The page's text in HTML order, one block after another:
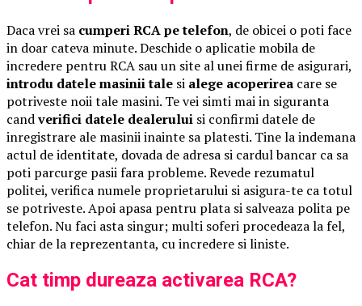
Daca vrei sa cumperi RCA pe telefon, de obicei o poti face
in doar cateva minute. Deschide o aplicatie mobila de
incredere pentru RCA sau un site al unei firme de asigurari,
introdu datele masinii tale si alege acoperirea care se
potriveste noii tale masini. Te vei simti mai in siguranta
candverifici datele dealerului si confirmi datele de
inregistrare ale masinii inainte sa platesti. Tine la indemana
actul de identitate, dovada de adresa si cardul bancar ca sa
poti parcurge pasii fara probleme. Revede rezumatul
politei, verifica numele proprietarului si asigura-te ca totul
se potriveste. Apoi apasa pentru plata si salveaza polita pe
telefon. Nu faci asta singur; multi soferi procedeaza la fel,
chiar de la reprezentanta, cu incredere si liniste.
Cat timp dureaza activarea RCA?